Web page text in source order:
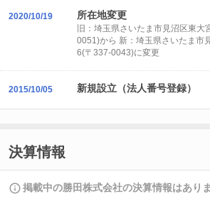
2020/10/19 所在地変更
旧：埼玉県さいたま市見沼区東
0051)から 新：埼玉県さいたま市
6(〒337-0043)に変更
2015/10/05 新規設立（法人番号登録）
決算情報
掲載中の勝田株式会社の決算情報はありま